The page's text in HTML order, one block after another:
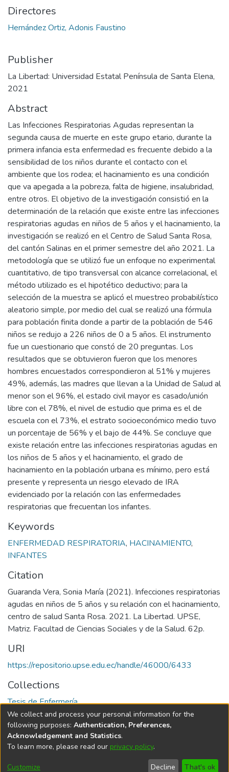
Directores
Hernández Ortiz, Adonis Faustino
Publisher
La Libertad: Universidad Estatal Península de Santa Elena,
2021
Abstract
Las Infecciones Respiratorias Agudas representan la
segunda causa de muerte en este grupo etario, durante la
primera infancia esta enfermedad es frecuente debido a la
sensibilidad de los niños durante el contacto con el
ambiente que los rodea; el hacinamiento es una condición
que va apegada a la pobreza, falta de higiene, insalubridad,
entre otros. El objetivo de la investigación consistió en la
determinación de la relación que existe entre las infecciones
respiratorias agudas en niños de 5 años y el hacinamiento, la
investigación se realizó en el Centro de Salud Santa Rosa,
del cantón Salinas en el primer semestre del año 2021. La
metodología que se utilizó fue un enfoque no experimental
cuantitativo, de tipo transversal con alcance correlacional, el
método utilizado es el hipotético deductivo; para la
selección de la muestra se aplicó el muestreo probabilístico
aleatorio simple, por medio del cual se realizó una fórmula
para población finita donde a partir de la población de 546
niños se redujo a 226 niños de 0 a 5 años. El instrumento
fue un cuestionario que constó de 20 preguntas. Los
resultados que se obtuvieron fueron que los menores
hombres encuestados correspondieron al 51% y mujeres
49%, además, las madres que llevan a la Unidad de Salud al
menor son el 96%, el estado civil mayor es casado/unión
libre con el 78%, el nivel de estudio que prima es el de
escuela con el 73%, el estrato socioeconómico medio tuvo
un porcentaje de 56% y el bajo de 44%. Se concluye que
existe relación entre las infecciones respiratorias agudas en
los niños de 5 años y el hacinamiento, el grado de
hacinamiento en la población urbana es mínimo, pero está
presente y representa un riesgo elevado de IRA
evidenciado por la relación con las enfermedades
respiratorias que frecuentan los infantes.
Keywords
ENFERMEDAD RESPIRATORIA, HACINAMIENTO,
INFANTES
Citation
Guaranda Vera, Sonia María (2021). Infecciones respiratorias
agudas en niños de 5 años y su relación con el hacinamiento,
centro de salud Santa Rosa. 2021. La Libertad. UPSE,
Matriz. Facultad de Ciencias Sociales y de la Salud. 62p.
URI
https://repositorio.upse.edu.ec/handle/46000/6433
Collections
Tesis de Enfermería
Full item page
DSpace softwarecopyright © 2002-2026
Cookie
End User
Send
We collect and process your personal information for the
following purposes: Authentication, Preferences,
Acknowledgement and Statistics.
To learn more, please read our privacy policy.
Customize Decline That's ok